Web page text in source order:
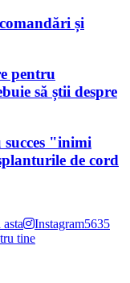
și
pentru
să știi despre
succes "inimi
de cord
Instagram5635
tine